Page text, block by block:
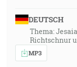
DEUTSCH
Thema:
Richtschnur
MP3